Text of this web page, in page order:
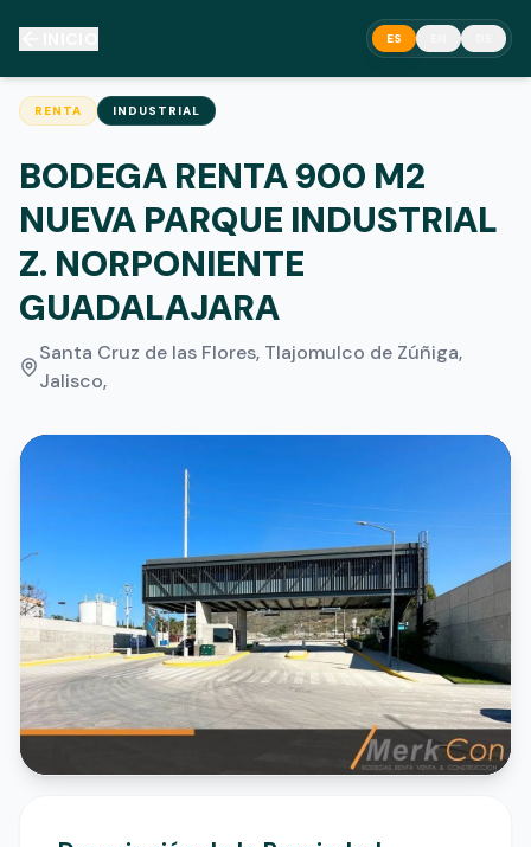
ES
RENTA INDUSTRIAL
BODEGA RENTA 900 M2
NUEVA PARQUE INDUSTRIAL
Z. NORPONIENTE
GUADALAJARA
Santa Cruz de las Flores, Tlajomulco de Zúñiga,
Jalisco,